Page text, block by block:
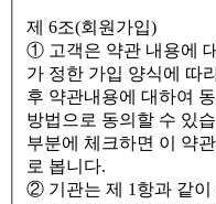
제 6조(회원가입)
① 고객은 약관 내용에
가 정한 가입 양식에 따
후 약관내용에 대하여
방법으로 동의할 수 있
부분에 체크하면 이 약
로 봅니다.
② 기관는 제 1항과 같이